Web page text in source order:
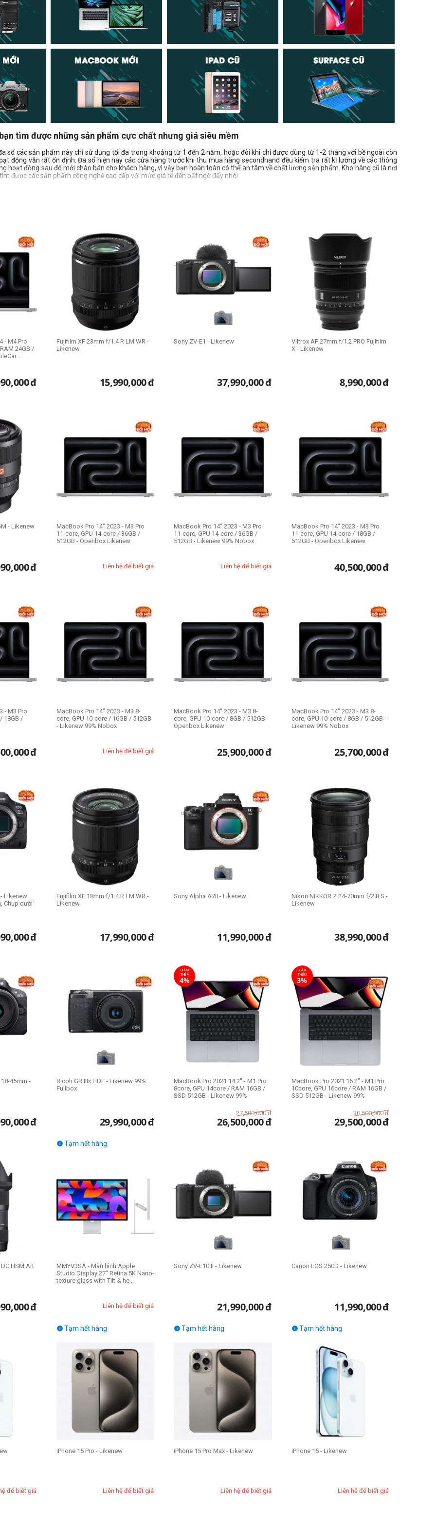
tìm được những sản phẩm cực chất nhưng giá siêu mềm
số các sản phẩm này chỉ sử dụng tối đa trong khoảng từ 1 đến 2 năm, hoặc đôi khi chỉ được dùng từ 1-2 tháng với bề ngoài còn
động vẫn rất ổn định. Đa số hiện nay các cửa hàng trước khi thu mua hàng secondhand đều kiểm tra rất kĩ lưỡng về các thông
hoạt động sau đó mới chào bán cho khách hàng, vì vậy bạn hoàn toàn có thể an tâm về chất lượng sản phẩm. Kho hàng cũ là nơi
được các sản phẩm công nghệ cao cấp với mức giá rẻ đến bất ngờ đấy nhé!
để đảm bảo chất lượng?
như có các chế độ, chính sách bảo hành đổi trả rõ ràng, minh bạch.
linh hoạt. Hãy đến ngay với zShop để nhận được mức giá ưu đãi rẻ nhất thị trường bạn nhé!
- M4 Pro
24GB /
đ
Fujifilm XF 23mm f/1.4 R LM WR -
Likenew
15,990,000đ
Sony ZV-E1 - Likenew
37,990,000đ
Viltrox AF 27mm f/1.2 PRO Fujifilm
X - Likenew
8,990,000đ
- Likenew
đ
MacBook Pro 14" 2023 - M3 Pro
11-core, GPU 14-core / 36GB /
512GB - Openbox Likenew
Liên hệ để biết giá
MacBook Pro 14" 2023 - M3 Pro
11-core, GPU 14-core / 36GB /
512GB - Likenew 99% Nobox
Liên hệ để biết giá
MacBook Pro 14" 2023 - M3 Pro
11-core, GPU 14-core / 18GB /
512GB - Openbox Likenew
40,500,000đ
- M3 Pro
18GB /
đ
MacBook Pro 14" 2023 - M3 8-
core, GPU 10-core / 16GB / 512GB
- Likenew 99% Nobox
Liên hệ để biết giá
MacBook Pro 14" 2023 - M3 8-
core, GPU 10-core / 8GB / 512GB -
Openbox Likenew
25,900,000đ
MacBook Pro 14" 2023 - M3 8-
core, GPU 10-core / 8GB / 512GB -
Likenew 99% Nobox
25,700,000đ
- Likenew
Chụp dưới
đ
Fujifilm XF 18mm f/1.4 R LM WR -
Likenew
17,990,000đ
Sony Alpha A7II - Likenew
11,990,000đ
Nikon NIKKOR Z 24-70mm f/2.8 S -
Likenew
38,990,000đ
18-45mm -
đ
Ricoh GR IIIx HDF - Likenew 99%
Fullbox
29,990,000đ
GIẢM
THÊM
4%
MacBook Pro 2021 14.2" - M1 Pro
8core, GPU 14core / RAM 16GB /
SSD 512GB - Likenew 99%
27,500,000 đ
26,500,000đ
GIẢM
THÊM
3%
MacBook Pro 2021 16.2" - M1 Pro
10core, GPU 16core / RAM 16GB /
SSD 512GB - Likenew 99%
30,500,000 đ
29,500,000đ
HSM Art
đ
Tạm hết hàng

MMYV3SA - Màn hình Apple
Studio Display 27" Retina 5K Nano-
texture glass with Tilt & he...
Liên hệ để biết giá
Sony ZV-E10 II - Likenew
21,990,000đ
Canon EOS 250D - Likenew
11,990,000đ
để biết giá
Tạm hết hàng

iPhone 15 Pro - Likenew
Liên hệ để biết giá
Tạm hết hàng

iPhone 15 Pro Max - Likenew
Liên hệ để biết giá
Tạm hết hàng

iPhone 15 - Likenew
Liên hệ để biết giá